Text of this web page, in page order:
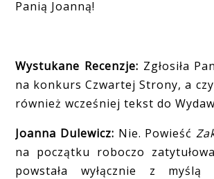
Panią Joanną!
Wystukane Recenzje: Zgłosiła
na konkurs Czwartej Strony, a czy
również wcześniej tekst do
Joanna Dulewicz: Nie. Powieść
na początku roboczo
powstała wyłącznie z